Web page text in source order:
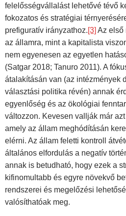
felelősségvállalást lehetővé tévő
fokozatos és stratégiai
prefiguratív irányzathoz.[3] Az első
az államra, mint a kapitalista
nem egyenesen az egyetlen
(Satgar 2018; Tanuro 2011). A
átalakításán van (az intézmények
választási politika révén) annak
egyenlőség és az ökológiai
változzon. Kevesen vallják már
amely az állam meghódításán
elérni. Az állam feletti kontroll
általános elfordulás a negatív
annak is betudható, hogy ezek a
kifinomultabb és egyre növekvő
rendszerei és megelőzési
valósíthatóak meg.